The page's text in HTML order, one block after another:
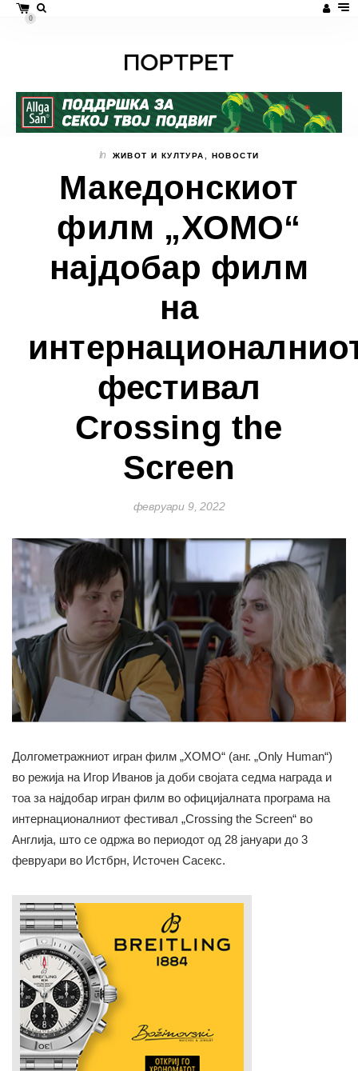
0
In ЖИВОТ И КУЛТУРА НОВОСТИ
Македонскиот
филм „ХОМО“
најдобар филм
на
фестивал
Crossing the
Screen
февруари 9, 2022
Долгометражниот игран филм „ХОМО“ (анг. „Only Human“)
во режија на Игор Иванов ја доби својата седма награда и
тоа за најдобар игран филм во официјалната програма на
интернационалниот фестивал „Crossing the Screen“ во
Англија, што се одржа во периодот од 28 јануари до 3
февруари во Истбрн, Источен Сасекс.